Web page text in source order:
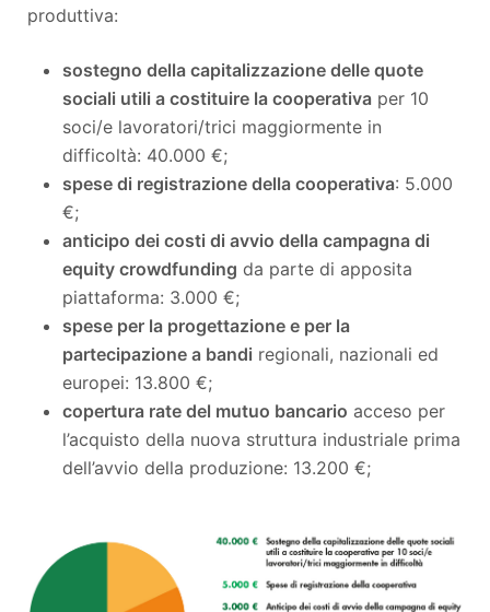
produttiva:
sostegno della capitalizzazione delle quote
sociali utili a costituire la cooperativa per 10
soci/e lavoratori/trici maggiormente in
difficoltà: 40.000 €;
spese di registrazione della cooperativa: 5.000
€;
anticipo dei costi di avvio della campagna di
equity crowdfunding da parte di apposita
piattaforma: 3.000 €;
spese per la progettazione e per la
partecipazione a bandi regionali, nazionali ed
europei: 13.800 €;
copertura rate del mutuo bancario acceso per
l’acquisto della nuova struttura industriale prima
dell’avvio della produzione: 13.200 €;